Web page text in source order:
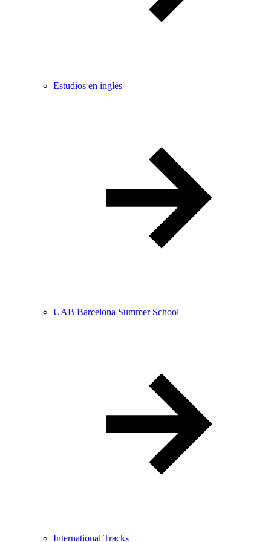
Estudios en inglés
UAB Barcelona Summer School
International Tracks